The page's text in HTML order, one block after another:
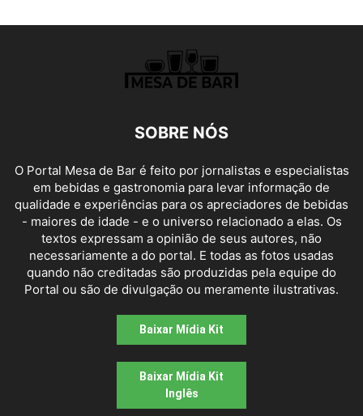
SOBRE NÓS
O Portal Mesa de Bar é feito por jornalistas e especialistas
em bebidas e gastronomia para levar informação de
qualidade e experiências para os apreciadores de bebidas
- maiores de idade - e o universo relacionado a elas. Os
textos expressam a opinião de seus autores, não
necessariamente a do portal. E todas as fotos usadas
quando não creditadas são produzidas pela equipe do
Portal ou são de divulgação ou meramente ilustrativas.
Baixar Mídia Kit
Baixar Mídia Kit
Inglês